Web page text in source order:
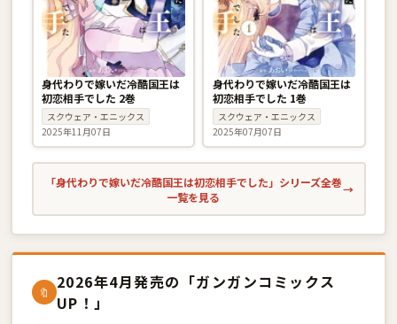
身代わりで嫁いだ冷酷国王は
初恋相手でした 2巻
スクウェア・エニックス
2025年11月07日
身代わりで嫁いだ冷酷国王は
初恋相手でした 1巻
スクウェア・エニックス
2025年07月07日
「身代わりで嫁いだ冷酷国王は初恋相手でした」シリーズ全巻
一覧を見る
→
🔖
2026年4月発売の「ガンガンコミックス
UP！」